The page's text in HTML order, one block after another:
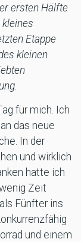
ersten Hälfte
Etappe
kleinen
für mich. Ich
das neue
In der
und wirklich
hatte ich
Zeit
Fünfter ins
und einem